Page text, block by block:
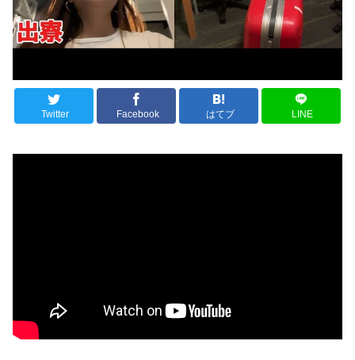
Twitter Facebook はてブ LINE